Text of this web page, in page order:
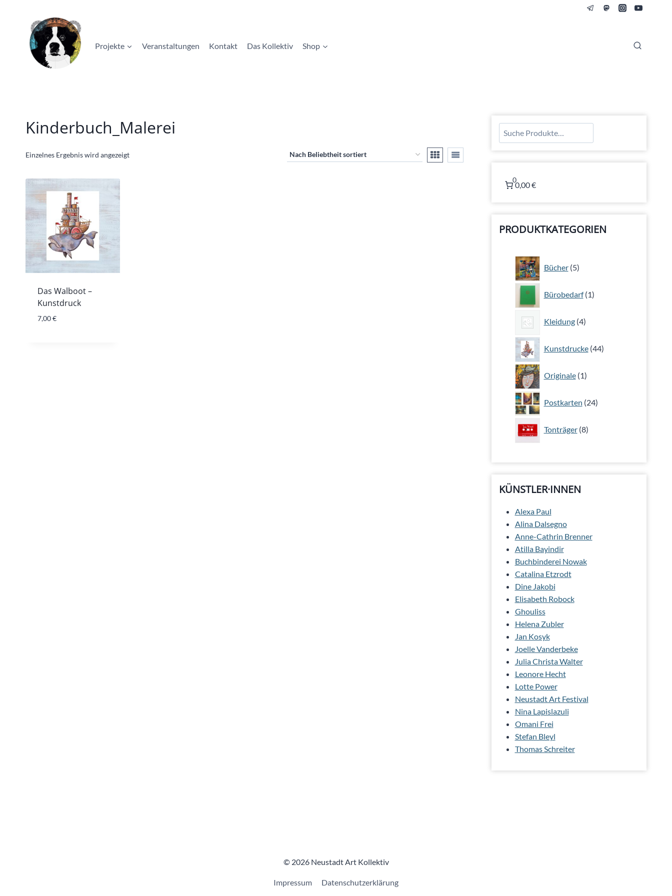
Projekte
Veranstaltungen Kontakt Das Kollektiv Shop
Kinderbuch_Malerei
Einzelnes Ergebnis wird angezeigt
Das Walboot –
Kunstdruck
7,00€
Suchen
0
0,00 €
PRODUKTKATEGORIEN
Bücher 5
Produkte
Bürobedarf 1
Produkt
Kleidung 4
Produkte
Kunstdrucke 44
Produkte
Originale 1
Produkt
Postkarten 24
Produkte
Tonträger 8
Produkte
KÜNSTLER·INNEN
Alexa Paul
Alina Dalsegno
Anne-Cathrin Brenner
Atilla Bayindir
Buchbinderei Nowak
Catalina Etzrodt
Dine Jakobi
Elisabeth Robock
Ghouliss
Helena Zubler
Jan Kosyk
Joelle Vanderbeke
Julia Christa Walter
Leonore Hecht
Lotte Power
Neustadt Art Festival
Nina Lapislazuli
Omani Frei
Stefan Bleyl
Thomas Schreiter
© 2026 Neustadt Art Kollektiv
Impressum Datenschutzerklärung